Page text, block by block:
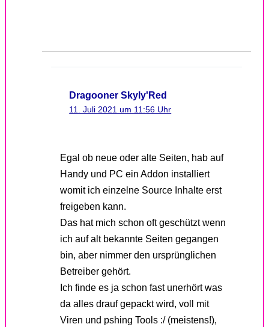
Dragooner Skyly'Red
11. Juli 2021 um 11:56 Uhr
Egal ob neue oder alte Seiten, hab auf
Handy und PC ein Addon installiert
womit ich einzelne Source Inhalte erst
freigeben kann.
Das hat mich schon oft geschützt wenn
ich auf alt bekannte Seiten gegangen
bin, aber nimmer den ursprünglichen
Betreiber gehört.
Ich finde es ja schon fast unerhört was
da alles drauf gepackt wird, voll mit
Viren und pshing Tools :/ (meistens!),